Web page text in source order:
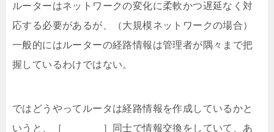
ルーターはネットワークの変化に柔軟かつ遅延なく対
応する必要があるが、（大規模ネットワークの場合）
一般的にはルーターの経路情報は管理者が隅々まで把
握しているわけではない。
ではどうやってルータは経路情報を作成しているかと
いうと、［ ］同士で情報交換をしていて、あ